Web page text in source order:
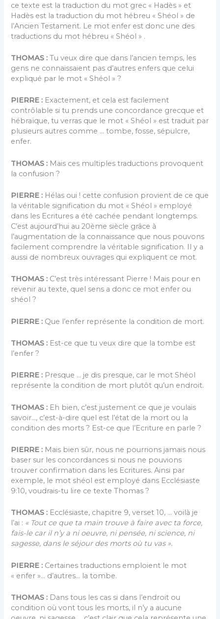
ce texte est la traduction du mot grec « Hadès » et
Hadès est la traduction du mot hébreu « Shéol » de
l’Ancien Testament. Le mot enfer est donc une des
traductions du mot hébreu « Shéol » .
THOMAS :Tu veux dire que dans l’ancien temps, les
gens ne connaissaient pas d’autres enfers que celui
expliqué par le mot « Shéol » ?
PIERRE : Exactement, et cela est facilement
contrôlable si tu prends une concordance grecque et
hébraïque, tu verras que le mot « Shéol » est traduit par
plusieurs autres comme … tombe, fosse, sépulcre,
enfer.
THOMAS : Mais ces multiples traductions provoquent
la confusion ?
PIERRE : Hélas oui ! cette confusion provient de ce que
la véritable signification du mot « Shéol » employé
dans les Ecritures a été cachée pendant longtemps.
C’est aujourd’hui au 20ème siècle grâce à
l’augmentation de la connaissance que nous pouvons
facilement comprendre la véritable signification. Il y a
aussi de nombreux ouvrages qui expliquent ce mot.
THOMAS : C’est très intéressant Pierre ! Mais pour en
revenir au texte, quel sens a donc ce mot enfer ou
shéol ?
PIERRE : Que l’enfer représente la condition de mort.
THOMAS : Est-ce que tu veux dire que la tombe est
l’enfer ?
PIERRE : Presque … je dis presque, car le mot Shéol
représente la condition de mort plutôt qu’un endroit.
THOMAS : Eh bien, c’est justement ce que je voulais
savoir…, c’est-à-dire quel est l’état de la mort ou la
condition des morts ? Est-ce que l’Ecriture en parle ?
PIERRE : Mais bien sûr, nous ne pourrions jamais nous
baser sur les concordances si nous ne pouvions
trouver confirmation dans les Ecritures. Ainsi par
exemple, le mot shéol est employé dans Ecclésiaste
9:10, voudrais-tu lire ce texte Thomas ?
THOMAS : Ecclésiaste, chapitre 9, verset 10, … voilà je
l’ai : « Tout ce que ta main trouve à faire avec ta force,
fais-le car il n’y a ni oeuvre, ni pensée, ni science, ni
sagesse, dans le séjour des morts où tu vas ».
PIERRE : Certaines traductions emploient le mot
« enfer »… d’autres… la tombe.
THOMAS : Dans tous les cas si dans l’endroit ou
condition où vont tous les morts, il n’y a aucune